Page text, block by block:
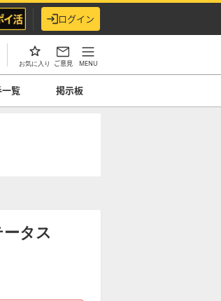
ログイン
お気に入り ご意見 MENU
覧 掲示板
タス